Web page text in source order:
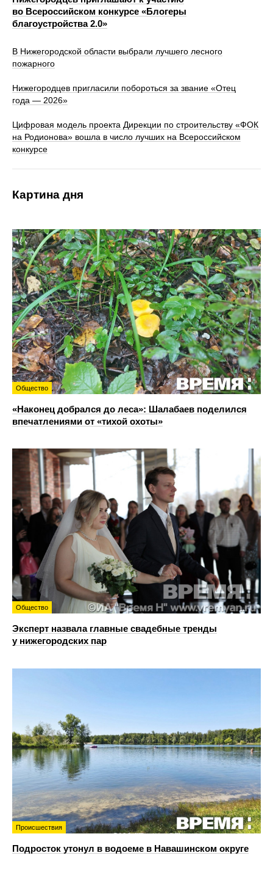
во Всероссийском конкурсе «Блогеры
благоустройства 2.0»
В Нижегородской области выбрали лучшего лесного
пожарного
Нижегородцев пригласили побороться за звание «Отец
года — 2026»
Цифровая модель проекта Дирекции по строительству «ФОК
на Родионова» вошла в число лучших на Всероссийском
конкурсе
Картина дня
Общество
«Наконец добрался до леса»: Шалабаев поделился
впечатлениями от «тихой охоты»
Общество
Эксперт назвала главные свадебные тренды
у нижегородских пар
Происшествия
Подросток утонул в водоеме в Навашинском округе